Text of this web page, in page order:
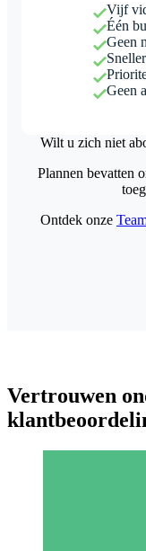
Vijf
Één
Geen
Geen
Wilt u zich niet
Plannen bevatten
Ontdek onze
Vertrouwen